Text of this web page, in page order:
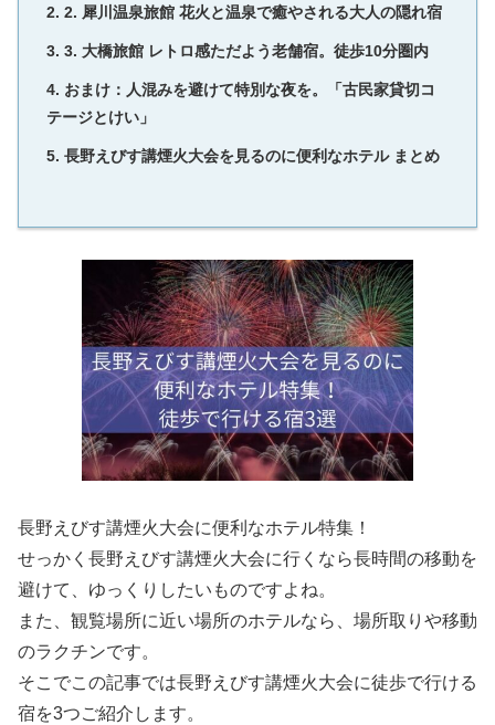
2. 犀川温泉旅館 花火と温泉で癒やされる大人の隠れ宿
3. 大橋旅館 レトロ感ただよう老舗宿。徒歩10分圏内
おまけ：人混みを避けて特別な夜を。「古民家貸切コ
テージとけい」
長野えびす講煙火大会を見るのに便利なホテル まとめ
長野えびす講煙火大会に便利なホテル特集！
せっかく長野えびす講煙火大会に行くなら長時間の移動を
避けて、ゆっくりしたいものですよね。
また、観覧場所に近い場所のホテルなら、場所取りや移動
のラクチンです。
そこでこの記事では長野えびす講煙火大会に徒歩で行ける
宿を3つご紹介します。